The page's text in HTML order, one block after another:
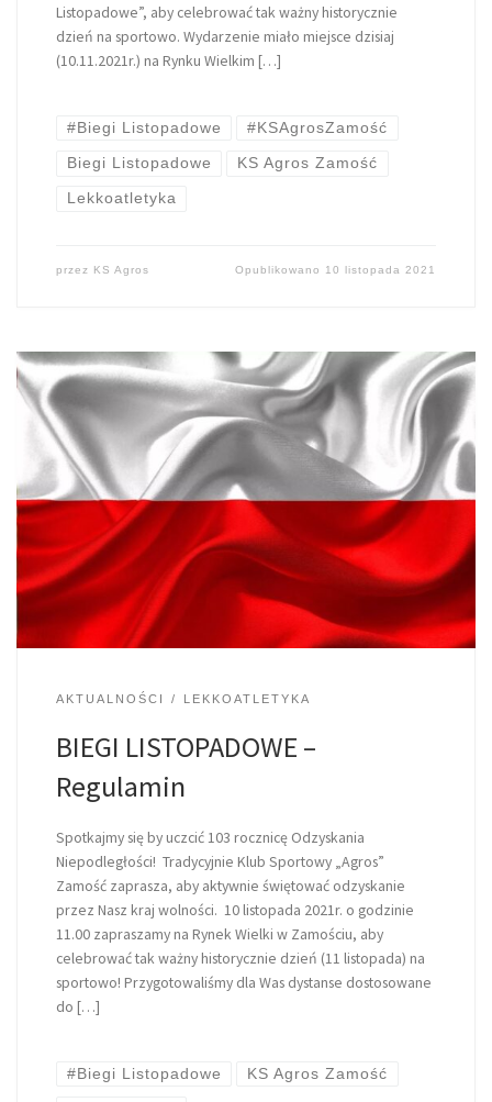
Listopadowe”, aby celebrować tak ważny historycznie
dzień na sportowo. Wydarzenie miało miejsce dzisiaj
(10.11.2021r.) na Rynku Wielkim […]
#Biegi Listopadowe #KSAgrosZamość
Biegi Listopadowe KS Agros Zamość
Lekkoatletyka
przez KS Agros Opublikowano 10 listopada 2021
AKTUALNOŚCI LEKKOATLETYKA
BIEGI LISTOPADOWE –
Regulamin
Spotkajmy się by uczcić 103 rocznicę Odzyskania
Niepodległości! Tradycyjnie Klub Sportowy „Agros”
Zamość zaprasza, aby aktywnie świętować odzyskanie
przez Nasz kraj wolności. 10 listopada 2021r. o godzinie
11.00 zapraszamy na Rynek Wielki w Zamościu, aby
celebrować tak ważny historycznie dzień (11 listopada) na
sportowo! Przygotowaliśmy dla Was dystanse dostosowane
do […]
#Biegi Listopadowe KS Agros Zamość